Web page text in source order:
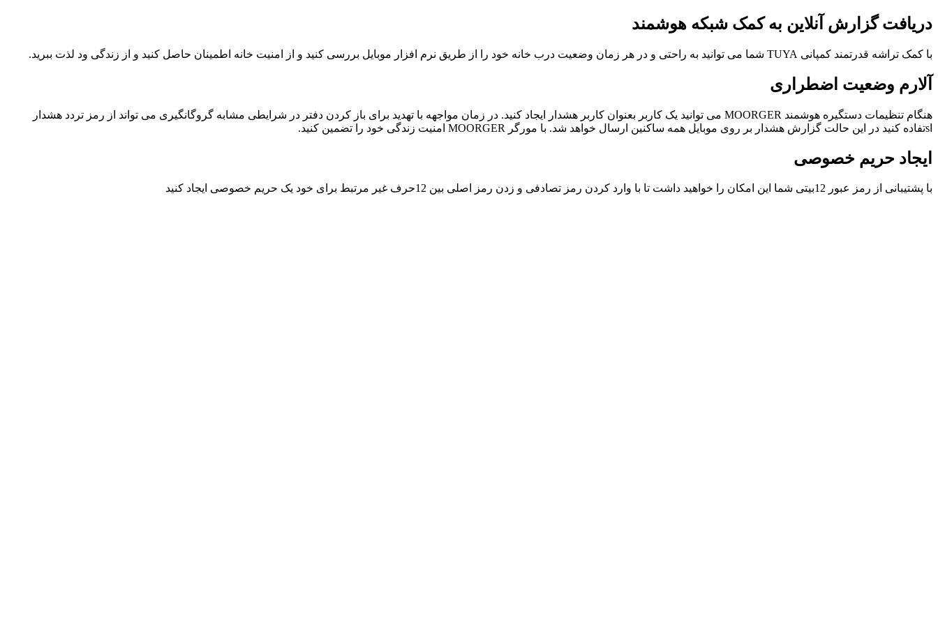
دریافت گزارش آنلاین به کمک شبکه هوشمند
با کمک تراشه قدرتمند کمپانی TUYA شما می توانید به راحتی و در هر زمان وضعیت درب خانه خود را از طریق نرم افزار موبایل بررسی کنید و از امنیت خانه اطمینان حاصل کنید و از زندگی ود لذت ببرید.
آلارم وضعیت اضطراری
هنگام تنظیمات دستگیره هوشمند MOORGER می توانید یک کاربر بعنوان کاربر هشدار ایجاد کنید. در زمان مواجهه با تهدید برای باز کردن دفتر در شرایطی مشابه گروگانگیری می تواند از رمز تردد هشدار
ایجاد حریم خصوصی
با پشتیبانی از رمز عبور 12بیتی شما این امکان را خواهید داشت تا با وارد کردن رمز تصادفی و زدن رمز اصلی بین 12حرف غیر مرتبط برای خود یک حریم خصوصی ایجاد کنید